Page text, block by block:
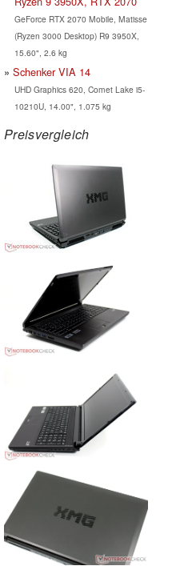
GeForce RTX 2070 Mobile, Matisse
(Ryzen 3000 Desktop) R9 3950X,
15.60", 2.6 kg
Schenker VIA 14
UHD Graphics 620, Comet Lake i5-
10210U, 14.00", 1.075 kg
Preisvergleich